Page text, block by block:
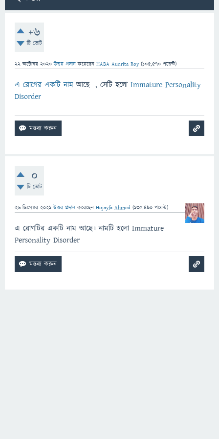
+6
টি ভোট
22 অক্টোবর 2020 উত্তর প্রদান করেছেন HABA Audrita Roy (105,570 পয়েন্ট)
এ রোগের একটি নাম আছে , সেটি হলো Immature Personality
Disorder
0
টি ভোট
26 ডিসেম্বর 2021 উত্তর প্রদান করেছেন Hojayfa Ahmed (135,490 পয়েন্ট)
এ রোগটির একটি নাম আছে। নামটি হলো Immature
Personality Disorder